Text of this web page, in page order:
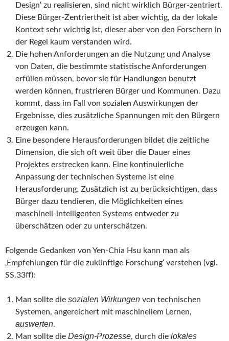
Design‘ zu realisieren, sind nicht wirklich Bürger-zentriert.
Diese Bürger-Zentriertheit ist aber wichtig, da der lokale
Kontext sehr wichtig ist, dieser aber von den Forschern in
der Regel kaum verstanden wird.
Die hohen Anforderungen an die Nutzung und Analyse
von Daten, die bestimmte statistische Anforderungen
erfüllen müssen, bevor sie für Handlungen benutzt
werden können, frustrieren Bürger und Kommunen. Dazu
kommt, dass im Fall von sozialen Auswirkungen der
Ergebnisse, dies zusätzliche Spannungen mit den Bürgern
erzeugen kann.
Eine besondere Herausforderungen bildet die zeitliche
Dimension, die sich oft weit über die Dauer eines
Projektes erstrecken kann. Eine kontinuierliche
Anpassung der technischen Systeme ist eine
Herausforderung. Zusätzlich ist zu berücksichtigen, dass
Bürger dazu tendieren, die Möglichkeiten eines
maschinell-intelligenten Systems entweder zu
überschätzen oder zu unterschätzen.
Folgende Gedanken von Yen-Chia Hsu kann man als
‚Empfehlungen für die zukünftige Forschung‘ verstehen (vgl.
SS.33ff):
Man sollte die sozialen Wirkungen von technischen
Systemen, angereichert mit maschinellem Lernen,
auswerten.
Man sollte die Design-Prozesse, durch die lokales